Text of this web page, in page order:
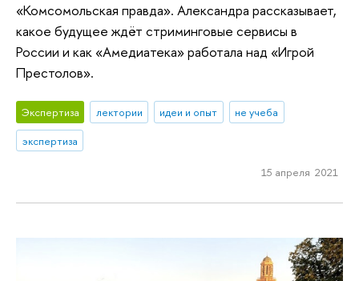
«Комсомольская правда». Александра рассказывает,
какое будущее ждёт стриминговые сервисы в
России и как «Амедиатека» работала над «Игрой
Престолов».
Экспертиза лектории идеи и опыт
не учеба
экспертиза
15 апреля 2021